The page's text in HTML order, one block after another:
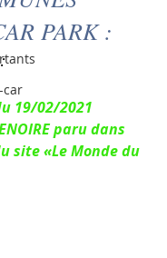
car
PARK :
19/02/2021
paru dans
site «Le Monde du